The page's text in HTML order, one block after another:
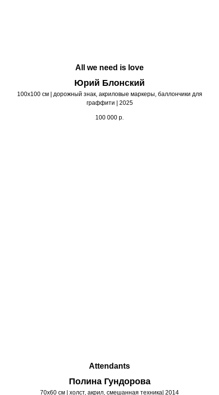
All we need is love
Юрий Блонский
100х100 см | дорожный знак, акриловые маркеры, баллончики для
граффити | 2025
100 000 р.
Attendants
Полина Гундорова
70х60 см | холст, акрил, смешанная техника| 2014